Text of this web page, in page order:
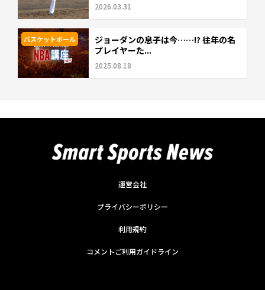
2026.03.31
バスケットボール
ジョーダンの息子は今……!? 往年の名
プレイヤーた...
2025.08.18
運営会社
プライバシーポリシー
利用規約
コメントご利用ガイドライン